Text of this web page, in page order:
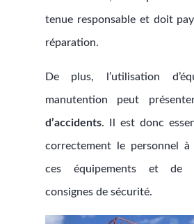
tenue responsable et doit
réparation.
De plus, l’utilisation
manutention peut
d’accidents. Il est donc
correctement le personnel à
ces équipements et de
consignes de sécurité.